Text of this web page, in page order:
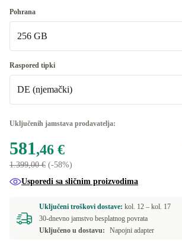
Pohrana
256 GB
256 GB
Dostupno u drugim kombinacijama
512 GB
Raspored tipki
DE (njemački)
UK (britanski engleski)
Uključenih jamstava prodavatelja:
581,46 €
1.399,00 € (-58%)
Usporedi sa sličnim proizvodima
Uključeni troškovi dostave: kol. 12 – kol. 17
30-dnevno jamstvo besplatnog povrata
Uključeno u dostavu:
Napojni adapter